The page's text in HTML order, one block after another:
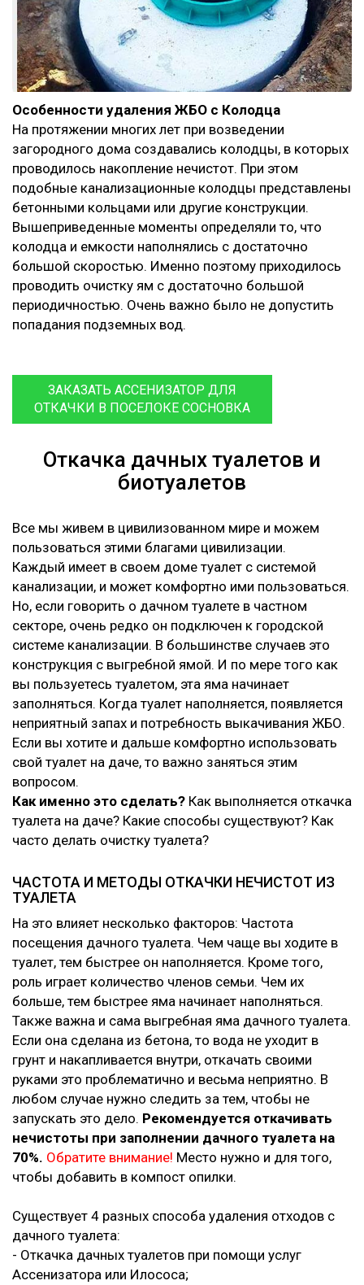
Особенности удаления ЖБО с Колодца
На протяжении многих лет при возведении
загородного дома создавались колодцы, в которых
проводилось накопление нечистот. При этом
подобные канализационные колодцы представлены
бетонными кольцами или другие конструкции.
Вышеприведенные моменты определяли то, что
колодца и емкости наполнялись с достаточно
большой скоростью. Именно поэтому приходилось
проводить очистку ям с достаточно большой
периодичностью. Очень важно было не допустить
попадания подземных вод.
ЗАКАЗАТЬ АССЕНИЗАТОР ДЛЯ
ОТКАЧКИ В ПОСЕЛОКЕ СОСНОВКА
Откачка дачных туалетов и
биотуалетов
Все мы живем в цивилизованном мире и можем
пользоваться этими благами цивилизации.
Каждый имеет в своем доме туалет с системой
канализации, и может комфортно ими пользоваться.
Но, если говорить о дачном туалете в частном
секторе, очень редко он подключен к городской
системе канализации. В большинстве случаев это
конструкция с выгребной ямой. И по мере того как
вы пользуетесь туалетом, эта яма начинает
заполняться. Когда туалет наполняется, появляется
неприятный запах и потребность выкачивания ЖБО.
Если вы хотите и дальше комфортно использовать
свой туалет на даче, то важно заняться этим
вопросом.
Как именно это сделать? Как выполняется откачка
туалета на даче? Какие способы существуют? Как
часто делать очистку туалета?
ЧАСТОТА И МЕТОДЫ ОТКАЧКИ НЕЧИСТОТ ИЗ
ТУАЛЕТА
На это влияет несколько факторов: Частота
посещения дачного туалета. Чем чаще вы ходите в
туалет, тем быстрее он наполняется. Кроме того,
роль играет количество членов семьи. Чем их
больше, тем быстрее яма начинает наполняться.
Также важна и сама выгребная яма дачного туалета.
Если она сделана из бетона, то вода не уходит в
грунт и накапливается внутри, откачать своими
руками это проблематично и весьма неприятно. В
любом случае нужно следить за тем, чтобы не
запускать это дело. Рекомендуется откачивать
нечистоты при заполнении дачного туалета на
70%. Обратите внимание! Место нужно и для того,
чтобы добавить в компост опилки.
Существует 4 разных способа удаления отходов с
дачного туалета:
- Откачка дачных туалетов при помощи услуг
Ассенизатора или Илососа;